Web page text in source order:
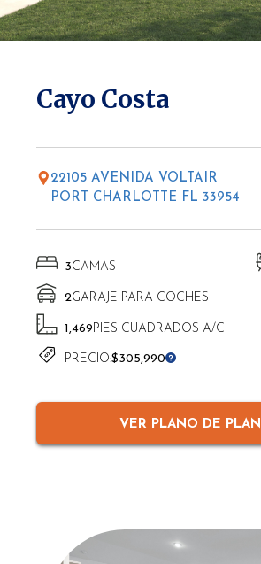
Cayo Costa
22105 AVENIDA VOLTAIR
PORT CHARLOTTE FL 33954
3CAMAS
2GARAJE PARA COCHES
1,469 PIES CUADRADOS A/C
PRECIO:$305,990
VER PLANO DE